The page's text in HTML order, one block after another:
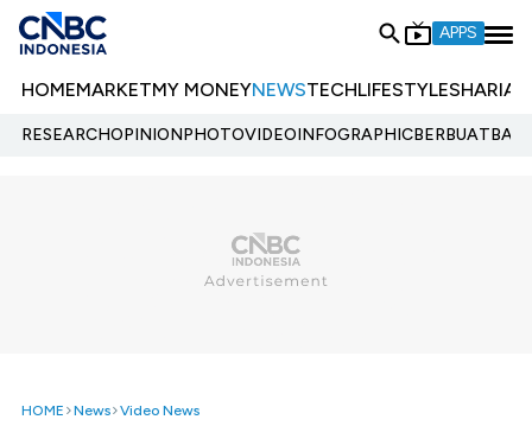
APPS
HOMEMARKETMY MONEYNEWSTECHLIFESTYLESHARIA
RESEARCHOPINIONPHOTOVIDEOINFOGRAPHIC
HOME News Video News